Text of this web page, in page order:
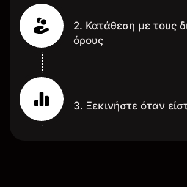
2. Κατάθεση με τους
όρους
3. Ξεκινήστε όταν